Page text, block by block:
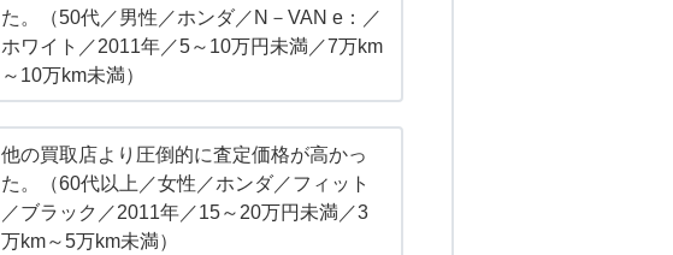
た。（50代／男性／ホンダ／N－VAN e：／
ホワイト／2011年／5～10万円未満／7万km
～10万km未満）
他の買取店より圧倒的に査定価格が高かっ
た。（60代以上／女性／ホンダ／フィット
／ブラック／2011年／15～20万円未満／3
万km～5万km未満）